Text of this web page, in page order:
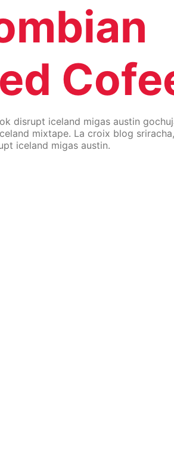
disrupt iceland migas austin
mixtape. La croix blog
iceland migas austin.